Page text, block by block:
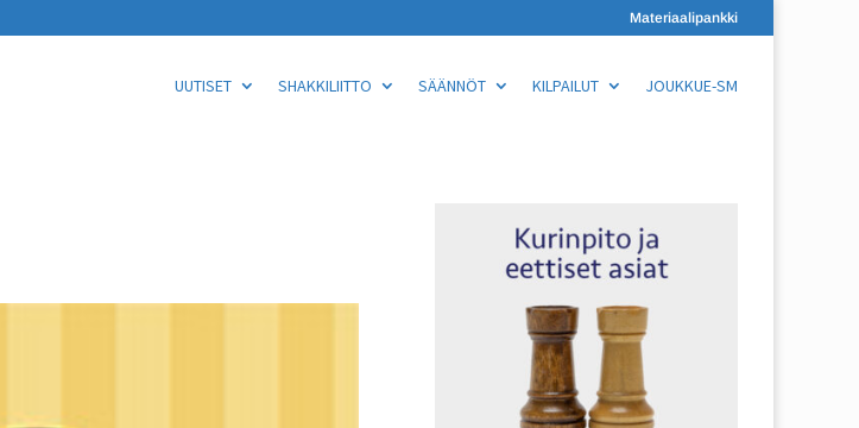
Materiaalipankki
UUTISET SHAKKILIITTO SÄÄNNÖT KILPAILUT JOUKKUE-SM